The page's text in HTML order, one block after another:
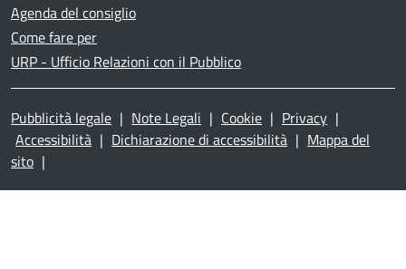
Agenda del consiglio
Come fare per
URP - Ufficio Relazioni con il Pubblico
Pubblicità legale | Note Legali | Cookie | Privacy |
Accessibilità | Dichiarazione di accessibilità | Mappa del
sito |